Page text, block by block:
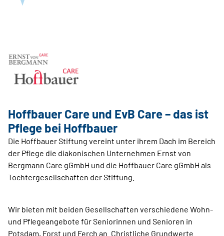
Hoffbauer Care und EvB Care – das ist
Pflege bei Hoffbauer
Die Hoffbauer Stiftung vereint unter ihrem Dach im Bereich
der Pflege die diakonischen Unternehmen Ernst von
Bergmann Care gGmbH und die Hoffbauer Care gGmbH als
Tochtergesellschaften der Stiftung.
Wir bieten mit beiden Gesellschaften verschiedene Wohn-
und Pflegeangebote für Seniorinnen und Senioren in
Potsdam, Forst und Ferch an. Christliche Grundwerte